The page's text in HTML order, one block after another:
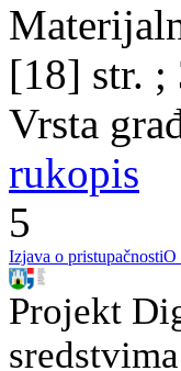
[18] str. ;
Vrsta
rukopis
5
Izjava o pristupačnostiO
Projekt